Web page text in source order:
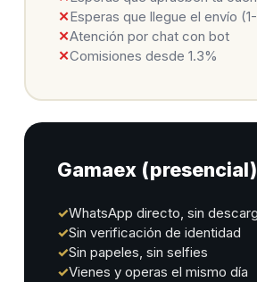
✕ Esperas que llegue el envío
✕Atención por chat con bot
✕Comisiones desde 1.3%
Gamaex (presencial)
✓WhatsApp directo, sin
✓Sin verificación de identidad
✓Sin papeles, sin selfies
✓Vienes y operas el mismo día